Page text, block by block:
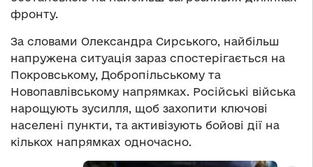
фронту.
За словами Олександра Сирського, найбільш
напружена ситуація зараз спостерігається на
Покровському, Добропільському та
Новопавлівському напрямках. Російські війська
нарощують зусилля, щоб захопити ключові
населені пункти, та активізують бойові дії на
кількох напрямках одночасно.